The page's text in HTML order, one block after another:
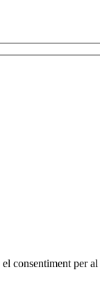
consentiment per al